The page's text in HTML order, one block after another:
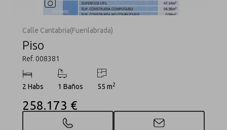
Calle Cantabria(Fuenlabrada)
Piso
Ref. 008381
2 Habs 1 Baños 55 m2
258.173 €